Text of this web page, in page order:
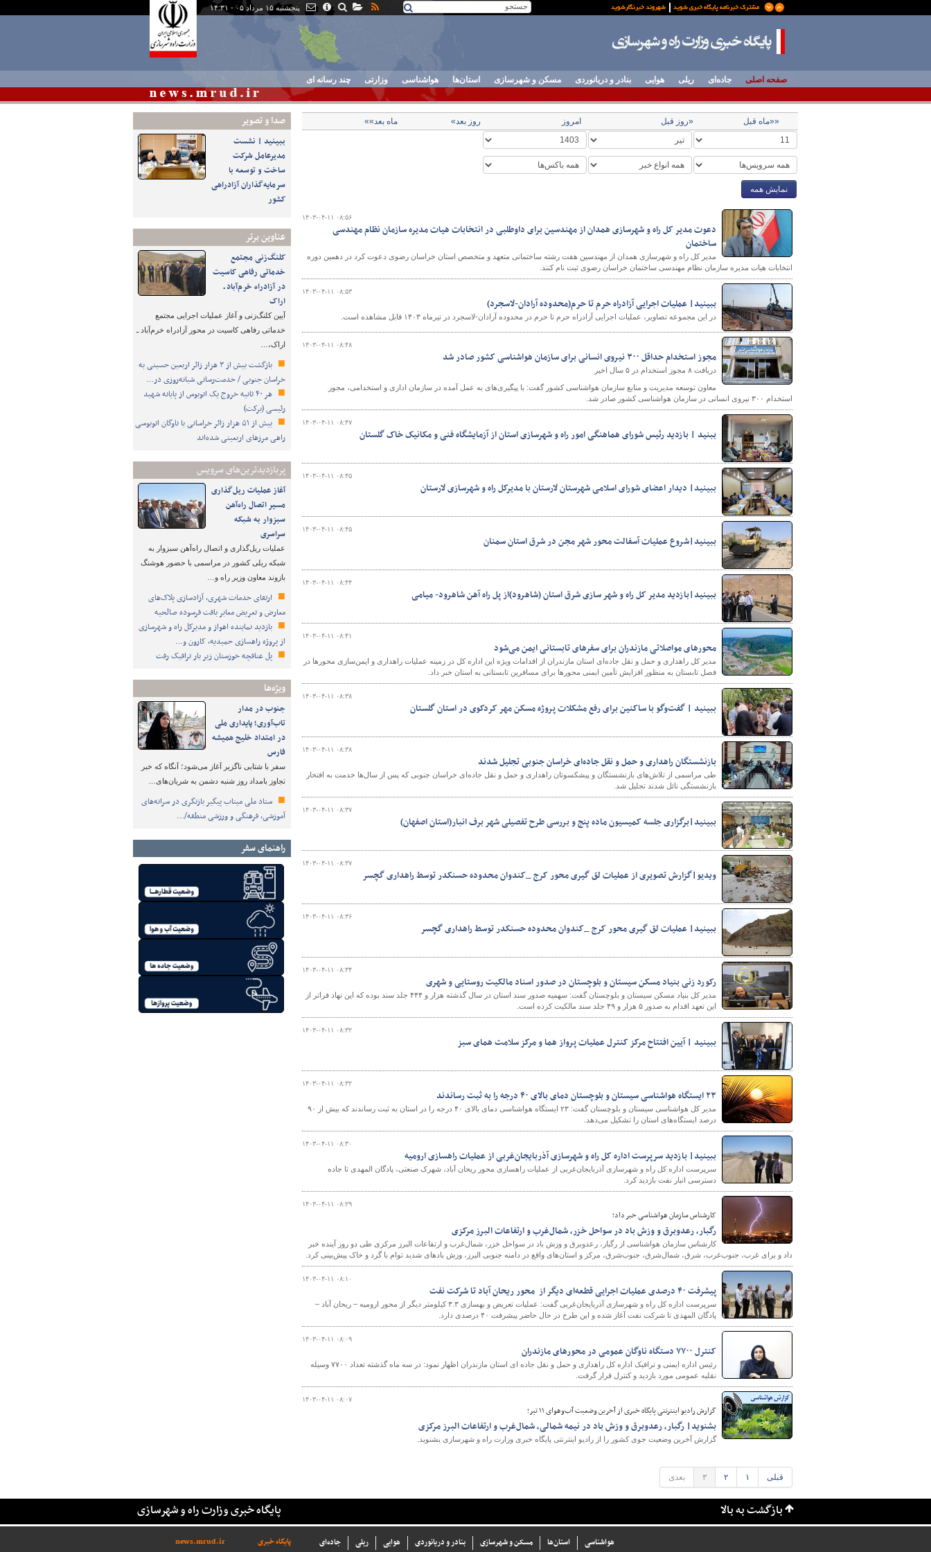
پنجشنبه ۱۵ مرداد ۰۵ - ۱۴:۳۱
پایگاه خبری وزارت راه و
شهرسازی
صفحه اصلی جاده‌ای ریلی هوایی بنادر و دریانوردی مسکن و شهرسازی استان‌ها هواشناسی وزارتی چند رسانه ای
صدا و تصوير
ببینید | نشست
مدیرعامل شرکت
ساخت و توسعه با
سرمایه‌گذاران آزادراهی
کشور
عناوین برتر
کلنگ‌زنی مجتمع
خدماتی رفاهی کاسیت
در آزادراه خرم‌آباد ـ
اراک
آیین کلنگ‌زنی و آغاز عملیات اجرایی مجتمع
خدماتی رفاهی کاسیت در محور آزادراه خرم‌آباد ـ
اراک،…
بازگشت بیش از ۳ هزار زائر اربعین حسینی به
خراسان جنوبی / خدمت‌رسانی شبانه‌روزی در…
هر ۴۰ ثانیه خروج یک اتوبوس از پایانه شهید
رئیسی (برکت)
بیش از ۵۱ هزار زائر خراسانی با ناوگان اتوبوسی
راهی مرزهای اربعینی شده‌اند
پربازدیدترین‌های سرویس
آغاز عملیات ریل‌گذاری
مسیر اتصال راه‌آهن
سبزوار به شبکه
سراسری
عملیات ریل‌گذاری و اتصال راه‌آهن سبزوار به
شبکه ریلی کشور در مراسمی با حضور هوشنگ
بازوند معاون وزیر راه و…
ارتقای خدمات شهری، آزادسازی پلاک‌های
معارض و تعریض معابر بافت فرسوده صالحیه
بازدید نماینده اهواز و مدیرکل راه و شهرسازی
از پروژه راهسازی حمیدیه، کارون و…
پل عنافچه خوزستان زیر بار ترافیک رفت
ویژه‌ها
جنوب در مدار
تاب‌آوری؛ پایداری ملی
در امتداد خلیج همیشه
فارس
سفر با شتابی ناگزیر آغاز می‌شود؛ آنگاه که خبر
تجاوز بامداد روز شنبه دشمن به شریان‌های…
ستاد ملی میناب پیگیر بازنگری در سرانه‌های
آموزشی، فرهنگی و ورزشی منطقه/…
راهنمای سفر
««ماه قبل «روز قبل امروز روز بعد» ماه بعد»»
نمایش همه
۱۴۰۳-۰۴-۱۱ ۰۸:۵۶
دعوت مدیر کل راه و شهرسازی همدان از مهندسین برای داوطلبی در انتخابات هیات مدیره سازمان نظام مهندسی
ساختمان
مدیر کل راه و شهرسازی همدان از مهندسین هفت رشته ساختمانی متعهد و متخصص استان خراسان رضوی دعوت کرد در دهمین دوره
انتخابات هیات مدیره سازمان نظام مهندسی ساختمان خراسان رضوی ثبت نام کنند.
۱۴۰۳-۰۴-۱۱ ۰۸:۵۳
ببینید| عملیات اجرایی آزادراه حرم تا حرم(محدوده آرادان-لاسجرد)
در این مجموعه تصاویر، عملیات اجرایی آزادراه حرم تا حرم در محدوده آرادان-لاسجرد در تیرماه ۱۴۰۳ قابل مشاهده است.
۱۴۰۳-۰۴-۱۱ ۰۸:۴۸
مجوز استخدام حداقل ۳۰۰ نیروی انسانی برای سازمان هواشناسی کشور صادر شد
دریافت ۸ مجوز استخدام در ۵ سال اخیر
معاون توسعه مدیریت و منابع سازمان هواشناسی کشور گفت: با پیگیری‌های به عمل آمده در سازمان اداری و استخدامی، مجوز
استخدام ۳۰۰ نیروی انسانی در سازمان هواشناسی کشور صادر شد.
۱۴۰۳-۰۴-۱۱ ۰۸:۴۷
ببنید | بازدید رئیس شورای هماهنگی امور راه و شهرسازی استان از آزمایشگاه فنی و مکانیک خاک گلستان
۱۴۰۳-۰۴-۱۱ ۰۸:۴۵
ببینید| دیدار اعضای شورای اسلامی شهرستان لارستان با مدیرکل راه و شهرسازی لارستان
۱۴۰۳-۰۴-۱۱ ۰۸:۴۵
ببینید|شروع عملیات آسفالت محور شهر مجن در شرق استان سمنان
۱۴۰۳-۰۴-۱۱ ۰۸:۴۴
ببینید|بازدید مدیر کل راه و شهر سازی شرق استان (شاهرود)از پل راه آهن شاهرود- میامی
۱۴۰۳-۰۴-۱۱ ۰۸:۴۱
محورهای مواصلاتی مازندران برای سفرهای تابستانی ایمن می‌شود
مدیر کل راهداری و حمل و نقل جاده‌ای استان مازندران از اقدامات ویژه این اداره کل در زمینه عملیات راهداری و ایمن‌سازی محورها در
فصل تابستان به منظور افزایش تأمین ایمنی محورها برای مسافرین تابستانی به استان خبر داد.
۱۴۰۳-۰۴-۱۱ ۰۸:۳۸
ببینید | گفت‌وگو با ساکنین برای رفع مشکلات پروژه مسکن مهر کردکوی در استان گلستان
۱۴۰۳-۰۴-۱۱ ۰۸:۳۸
بازنشستگان راهداری و حمل و نقل جاده‌ای خراسان جنوبی تجلیل شدند
طی مراسمی از تلاش‌های بازنشستگان و پیشکسوتان راهداری و حمل و نقل جاده‌ای خراسان جنوبی که پس از سال‌ها خدمت به افتخار
بازنشستگی نائل شدند تجلیل شد.
۱۴۰۳-۰۴-۱۱ ۰۸:۳۷
ببینید|برگزاری جلسه کمیسیون ماده پنج و بررسی طرح تفصیلی شهر برف انبار(استان اصفهان)
۱۴۰۳-۰۴-۱۱ ۰۸:۳۷
ویدیو|گزارش تصویری از عملیات لق گیری محور کرج _کندوان محدوده حسنکدر توسط راهداری گچسر
۱۴۰۳-۰۴-۱۱ ۰۸:۳۶
ببینید| عملیات لق گیری محور کرج _کندوان محدوده حسنکدر توسط راهداری گچسر
۱۴۰۳-۰۴-۱۱ ۰۸:۳۴
رکورد زنی بنیاد مسکن سیستان و بلوچستان در صدور اسناد مالکیت روستایی و شهری
مدیر کل بنیاد مسکن سیستان و بلوچستان گفت: سهمیه صدور سند استان در سال گذشته هزار و ۴۴۴ جلد سند بوده که این نهاد فراتر از
این تعهد اقدام به صدور ۵ هزار و ۴۹ جلد سند مالکیت کرده است.
۱۴۰۳-۰۴-۱۱ ۰۸:۳۲
ببینید | آیین افتتاح مرکز کنترل عملیات پرواز هما و مرکز سلامت همای سبز
۱۴۰۳-۰۴-۱۱ ۰۸:۳۲
۲۳ ایستگاه هواشناسی سیستان و بلوچستان دمای بالای ۴۰ درجه را به ثبت رساندند
مدیر کل هواشناسی سیستان و بلوچستان گفت: ۲۳ ایستگاه هواشناسی دمای بالای ۴۰ درجه را در استان به ثبت رساندند که بیش از ۹۰
درصد ایستگاه‌های استان را تشکیل می‌دهد.
۱۴۰۳-۰۴-۱۱ ۰۸:۳۰
ببینید| بازدید سرپرست اداره کل راه و شهرسازی آذربایجان‌غربی از عملیات راهسازی ارومیه
سرپرست اداره کل راه و شهرسازی آذربایجان‌غربی از عملیات راهسازی محور ریحان آباد، شهرک صنعتی، پادگان المهدی تا جاده
دسترسی انبار نفت بازدید کرد.
۱۴۰۳-۰۴-۱۱ ۰۸:۲۹
کارشناس سازمان هواشناسی خبر داد؛
رگبار، رعدوبرق و وزش باد در سواحل خزر، شمال‌غرب و ارتفاعات البرز مرکزی
کارشناس سازمان هواشناسی از رگبار، رعدوبرق و وزش باد در سواحل خزر، شمال‌غرب و ارتفاعات البرز مرکزی طی دو روز آینده خبر
داد و برای غرب، جنوب‌غرب، شرق، شمال‌شرق، جنوب‌شرق، مرکز و استان‌های واقع در دامنه جنوبی البرز، وزش بادهای شدید توام با گرد و خاک پیش‌بینی کرد.
۱۴۰۳-۰۴-۱۱ ۰۸:۱۰
پیشرفت ۴۰ درصدی عملیات اجرایی قطعه‌ای دیگر از محور ریحان آباد تا شرکت نفت
سرپرست اداره کل راه و شهرسازی آذربایجان‌غربی گفت: عملیات تعریض و بهسازی ۳.۳ کیلومتر دیگر از محور ارومیه – ریحان آباد –
پادگان المهدی تا شرکت نفت آغاز شده و این طرح در حال حاضر پیشرفت ۴۰ درصدی دارد.
۱۴۰۳-۰۴-۱۱ ۰۸:۰۹
کنترل ۷۷۰۰ دستگاه ناوگان عمومی در محورهای مازندران
رئیس اداره ایمنی و ترافیک اداره کل راهداری و حمل و نقل جاده ای استان مازندران اظهار نمود: در سه ماه گذشته تعداد ۷۷۰۰ وسیله
نقلیه عمومی مورد بازدید و کنترل قرار گرفت.
۱۴۰۳-۰۴-۱۱ ۰۸:۰۷
گزارش رادیو اینترنتی پایگاه‌ خبری از آخرین وضعیت آب‌وهوای ۱۱ تیر؛
بشنوید| رگبار، رعدوبرق و وزش باد در نیمه شمالی، شمال‌غرب و ارتفاعات البرز مرکزی
گزارش آخرین وضعیت جوی کشور را از رادیو اینترنتی پایگاه خبری وزارت راه و شهرسازی بشنوید.
قبلی ۱ ۲ ۳ بعدی
پایگاه خبری وزارت راه و شهرسازی بازگشت به بالا
پایگاه خبری news.mrud.ir جاده‌ای ریلی هوایی بنادر و دریانوردی مسکن و شهرسازی استان‌ها هواشناسی